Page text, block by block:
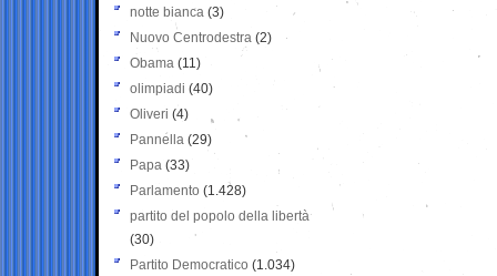
notte bianca (3)
Nuovo Centrodestra (2)
Obama (11)
olimpiadi (40)
Oliveri (4)
Pannella (29)
Papa (33)
Parlamento (1.428)
partito del popolo della libertà
(30)
Partito Democratico (1.034)